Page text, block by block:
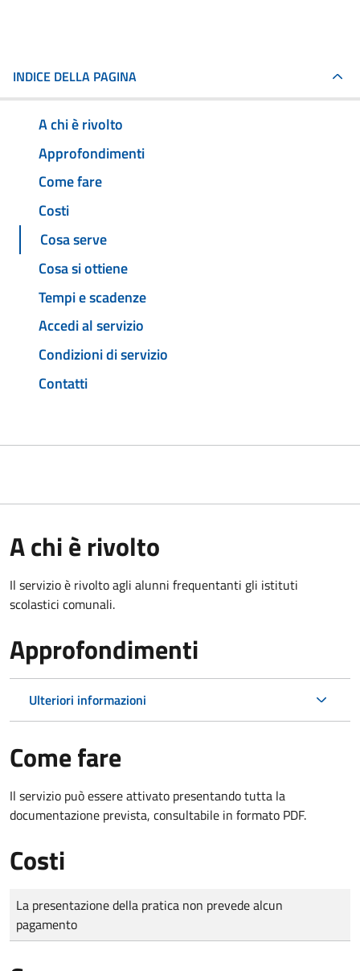
INDICE DELLA PAGINA
A chi è rivolto
Approfondimenti
Come fare
Costi
Cosa serve
Cosa si ottiene
Tempi e scadenze
Accedi al servizio
Condizioni di servizio
Contatti
A chi è rivolto
Il servizio è rivolto agli alunni frequentanti gli istituti
scolastici comunali.
Approfondimenti
Ulteriori informazioni
Come fare
Il servizio può essere attivato presentando tutta la
documentazione prevista, consultabile in formato PDF.
Costi
Tipo di pagamento
Importo
La presentazione della pratica non prevede alcun
pagamento